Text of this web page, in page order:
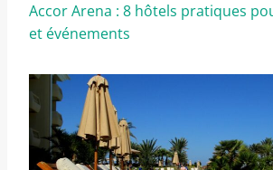
Accor Arena : 8 hôtels pratiques
et événements